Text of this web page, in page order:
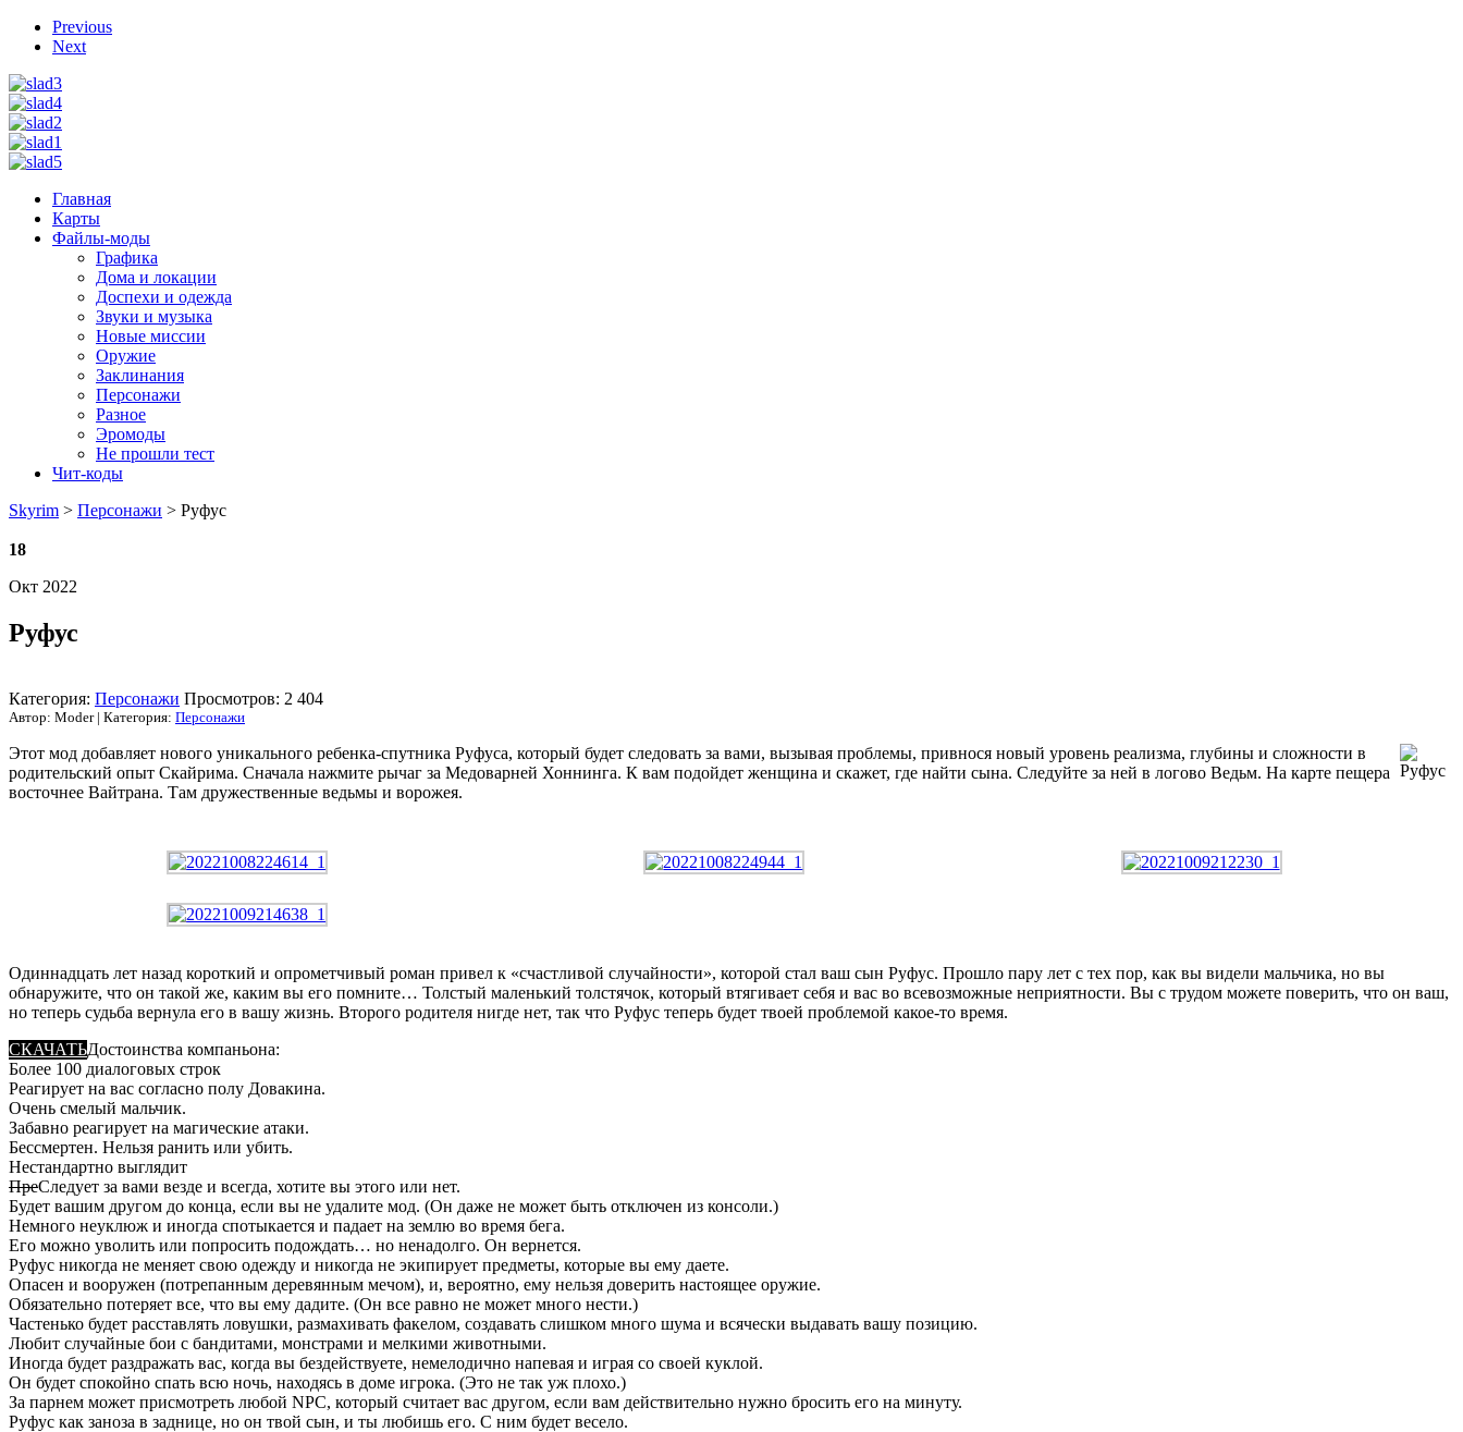
Previous
Next
Главная
Карты
Файлы-моды
Графика
Дома и локации
Доспехи и одежда
Звуки и музыка
Новые миссии
Оружие
Заклинания
Персонажи
Разное
Эромоды
Не прошли тест
Чит-коды
Skyrim > Персонажи > Руфус
18
Окт 2022
Руфус
Категория: Персонажи Просмотров: 2 404
Автор: Moder | Категория: Персонажи
Этот мод добавляет нового уникального ребенка-спутника Руфуса, который будет следовать за вами, вызывая проблемы, привнося новый уровень реализма, глубины и сложности в
родительский опыт Скайрима. Сначала нажмите рычаг за Медоварней Хоннинга. К вам подойдет женщина и скажет, где найти сына. Следуйте за ней в логово Ведьм. На карте пещера
восточнее Вайтрана. Там дружественные ведьмы и ворожея.
Одиннадцать лет назад короткий и опрометчивый роман привел к «счастливой случайности», которой стал ваш сын Руфус. Прошло пару лет с тех пор, как вы видели мальчика, но вы
обнаружите, что он такой же, каким вы его помните… Толстый маленький толстячок, который втягивает себя и вас во всевозможные неприятности. Вы с трудом можете поверить, что он ваш,
но теперь судьба вернула его в вашу жизнь. Второго родителя нигде нет, так что Руфус теперь будет твоей проблемой какое-то время.
СКАЧАТЬДостоинства компаньона:
Более 100 диалоговых строк
Реагирует на вас согласно полу Довакина.
Очень смелый мальчик.
Забавно реагирует на магические атаки.
Бессмертен. Нельзя ранить или убить.
Нестандартно выглядит
ПреСледует за вами везде и всегда, хотите вы этого или нет.
Будет вашим другом до конца, если вы не удалите мод. (Он даже не может быть отключен из консоли.)
Немного неуклюж и иногда спотыкается и падает на землю во время бега.
Его можно уволить или попросить подождать… но ненадолго. Он вернется.
Руфус никогда не меняет свою одежду и никогда не экипирует предметы, которые вы ему даете.
Опасен и вооружен (потрепанным деревянным мечом), и, вероятно, ему нельзя доверить настоящее оружие.
Обязательно потеряет все, что вы ему дадите. (Он все равно не может много нести.)
Частенько будет расставлять ловушки, размахивать факелом, создавать слишком много шума и всячески выдавать вашу позицию.
Любит случайные бои с бандитами, монстрами и мелкими животными.
Иногда будет раздражать вас, когда вы бездействуете, немелодично напевая и играя со своей куклой.
Он будет спокойно спать всю ночь, находясь в доме игрока. (Это не так уж плохо.)
За парнем может присмотреть любой NPC, который считает вас другом, если вам действительно нужно бросить его на минуту.
Руфус как заноза в заднице, но он твой сын, и ты любишь его. С ним будет весело.